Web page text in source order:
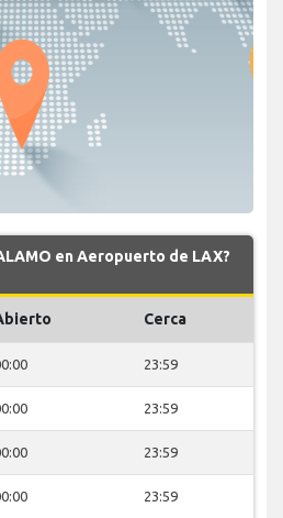
en Aeropuerto de LAX?
Cerca
23:59
23:59
23:59
23:59